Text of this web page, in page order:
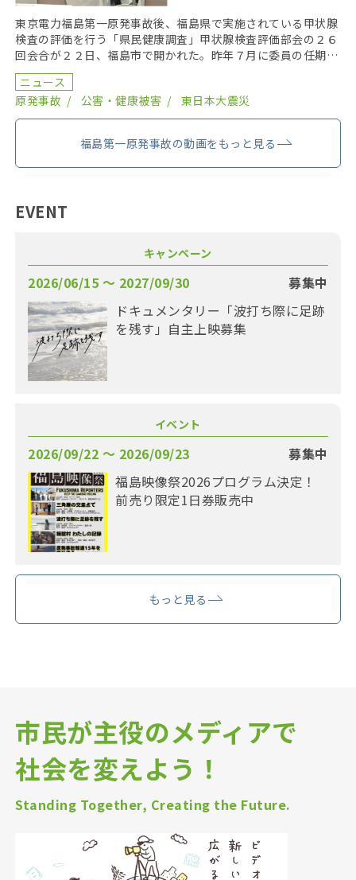
東京電力福島第一原発事故後、福島県で実施されている甲状腺
検査の評価を行う「県民健康調査」甲状腺検査評価部会の２６
回会合が２２日、福島市で開かれた。昨年７月に委員の任期を
終え、委員が改選されてから初の開催となり、鈴木元保内 […]
ニュース
原発事故
公害・健康被害 東日本大震災
福島第一原発事故の動画をもっと見る
EVENT
キャンペーン
2026/06/15 〜 2027/09/30
募集中
ドキュメンタリー「波打ち際に足跡
を残す」自主上映募集
イベント
2026/09/22 〜 2026/09/23
募集中
福島映像祭2026プログラム決定！
前売り限定1日券販売中
もっと見る
市民が主役のメディアで
社会を変えよう！
Standing Together, Creating the Future.